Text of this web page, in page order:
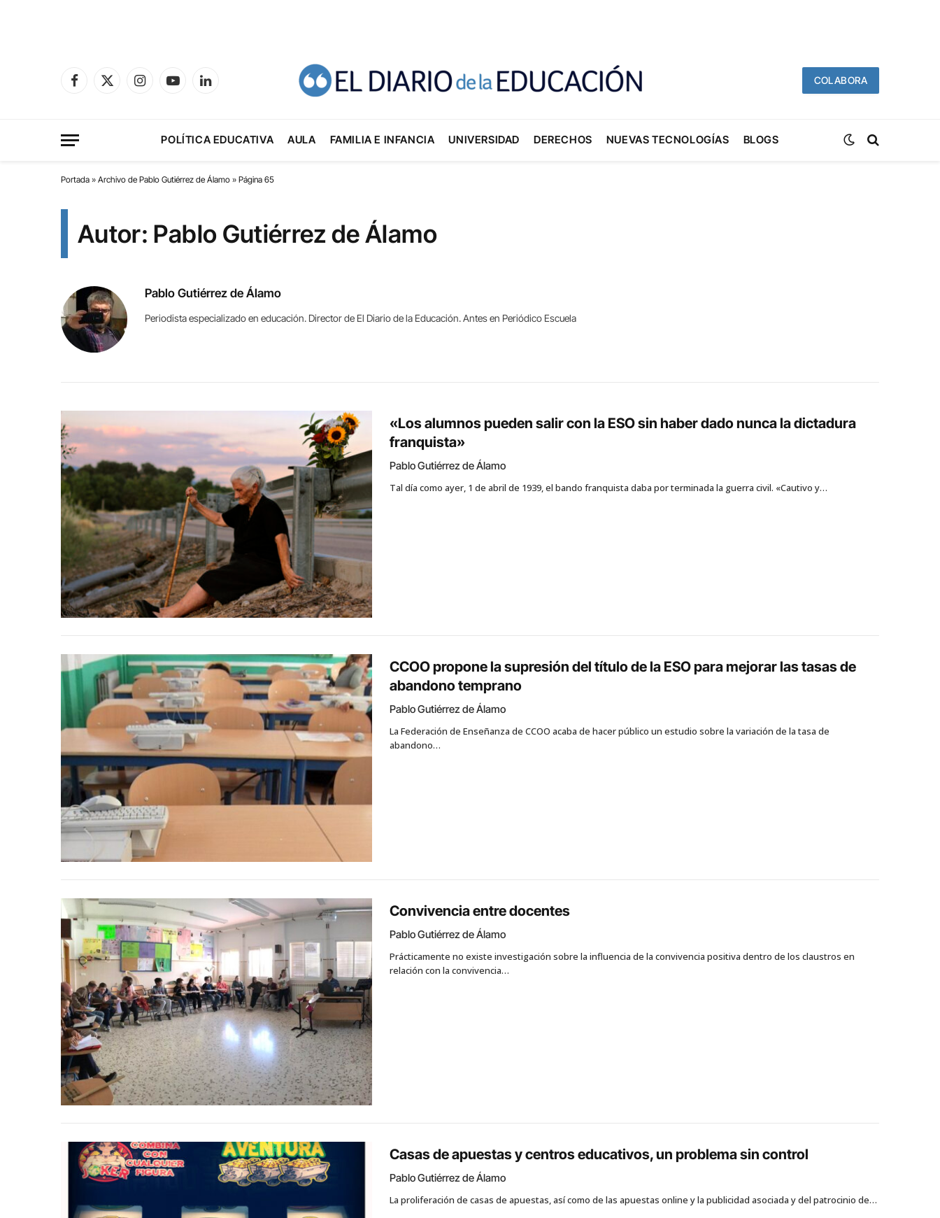
Facebook
X
InstagramYouTubeLinkedIn
COLABORA
POLÍTICA EDUCATIVA AULA FAMILIA E INFANCIA UNIVERSIDAD DERECHOS NUEVAS TECNOLOGÍAS BLOGS
Portada » Archivo de Pablo Gutiérrez de Álamo » Página 65
Autor: Pablo Gutiérrez de Álamo
Pablo Gutiérrez de Álamo
Periodista especializado en educación. Director de El Diario de la Educación. Antes en Periódico Escuela
«Los alumnos pueden salir con la ESO sin haber dado nunca la dictadura
franquista»
Pablo Gutiérrez de Álamo
Tal día como ayer, 1 de abril de 1939, el bando franquista daba por terminada la guerra civil. «Cautivo y…
CCOO propone la supresión del título de la ESO para mejorar las tasas de
abandono temprano
Pablo Gutiérrez de Álamo
La Federación de Enseñanza de CCOO acaba de hacer público un estudio sobre la variación de la tasa de
abandono…
Convivencia entre docentes
Pablo Gutiérrez de Álamo
Prácticamente no existe investigación sobre la influencia de la convivencia positiva dentro de los claustros en
relación con la convivencia…
Casas de apuestas y centros educativos, un problema sin control
Pablo Gutiérrez de Álamo
La proliferación de casas de apuestas, así como de las apuestas online y la publicidad asociada y del patrocinio de…